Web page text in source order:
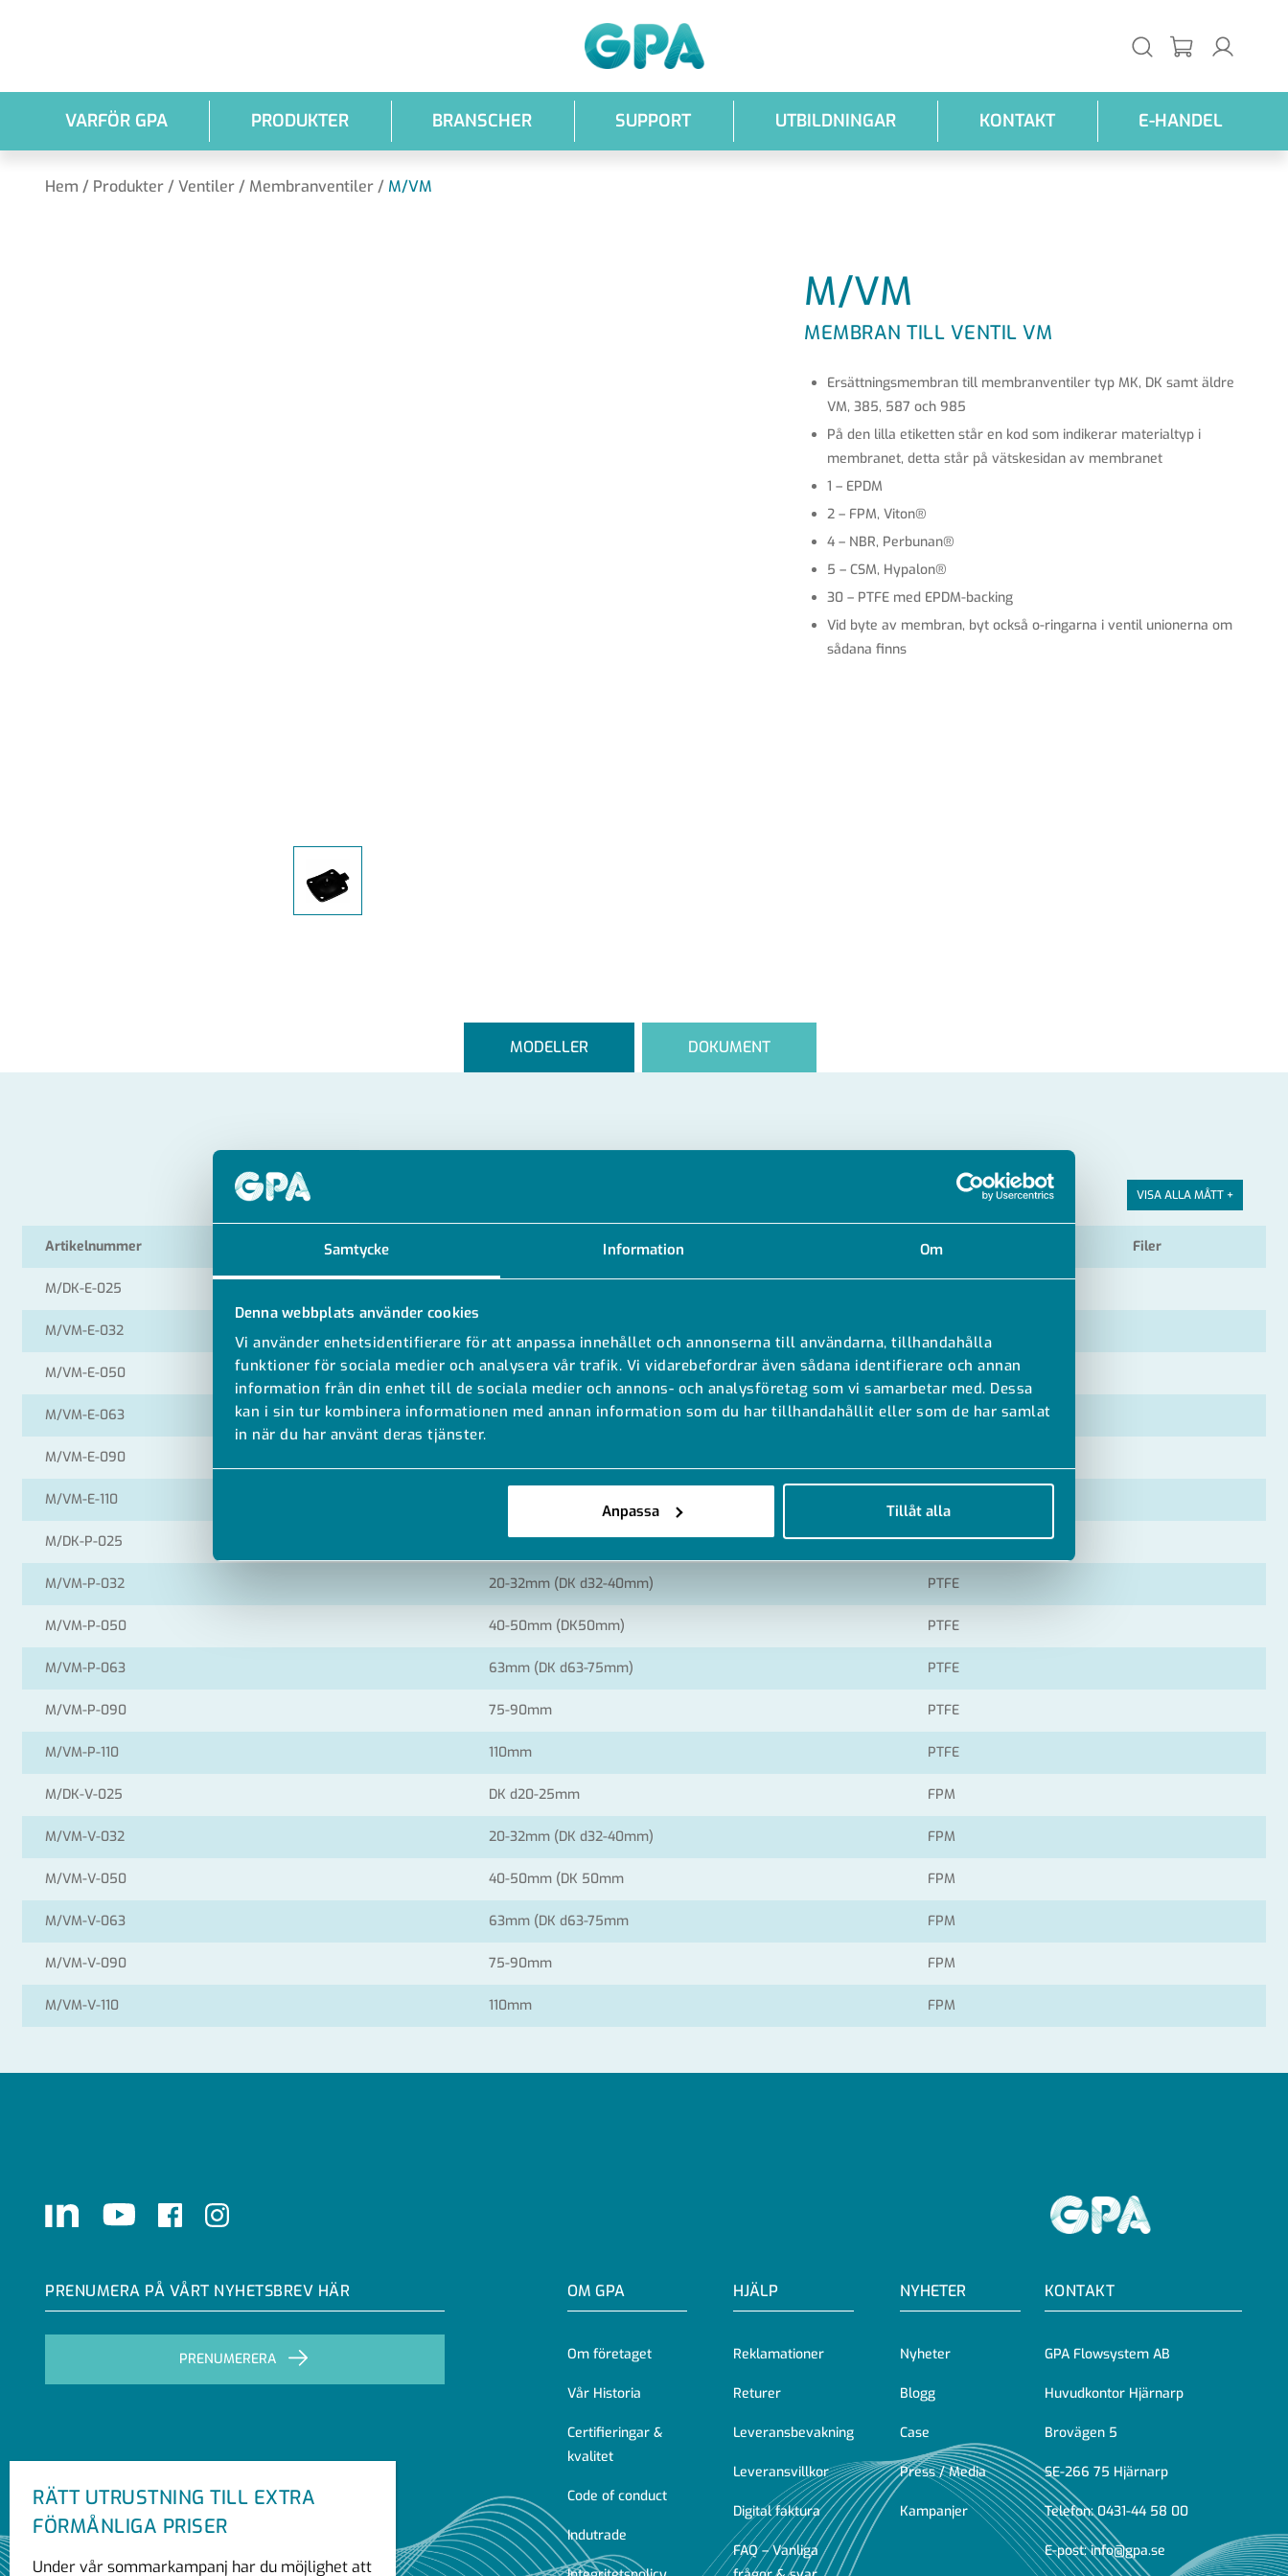
Samtycke Information Om
Denna webbplats använder cookies
Vi använder enhetsidentifierare för att anpassa innehållet och annonserna till användarna, tillhandahålla
funktioner för sociala medier och analysera vår trafik. Vi vidarebefordrar även sådana identifierare och annan
information från din enhet till de sociala medier och annons- och analysföretag som vi samarbetar med. Dessa
kan i sin tur kombinera informationen med annan information som du har tillhandahållit eller som de har samlat
in när du har använt deras tjänster.
Anpassa Tillåt alla
VARFÖR GPA PRODUKTER BRANSCHER SUPPORT UTBILDNINGAR KONTAKT E-HANDEL
Hem / Produkter / Ventiler / Membranventiler / M/VM
M/VM
MEMBRAN TILL VENTIL VM
Ersättningsmembran till membranventiler typ MK, DK samt äldre
VM, 385, 587 och 985
På den lilla etiketten står en kod som indikerar materialtyp i
membranet, detta står på vätskesidan av membranet
1 – EPDM
2 – FPM, Viton®
4 – NBR, Perbunan®
5 – CSM, Hypalon®
30 – PTFE med EPDM-backing
Vid byte av membran, byt också o-ringarna i ventil unionerna om
sådana finns
MODELLER DOKUMENT
VISA ALLA MÅTT +
Artikelnummer RSK Material Filer
M/DK-E-025
M/VM-E-032
M/VM-E-050 40-50mm (DK d50mm) EPDM
M/VM-E-063 63mm (DK d63-75mm) EPDM
M/VM-E-090
M/VM-E-110
M/DK-P-025 DK d20-25mm PTFE
M/VM-P-032 20-32mm (DK d32-40mm) PTFE
M/VM-P-050 40-50mm (DK50mm) PTFE
M/VM-P-063 63mm (DK d63-75mm) PTFE
M/VM-P-090 75-90mm PTFE
M/VM-P-110 110mm PTFE
M/DK-V-025 DK d20-25mm FPM
M/VM-V-032 20-32mm (DK d32-40mm) FPM
M/VM-V-050 40-50mm (DK 50mm FPM
M/VM-V-063 63mm (DK d63-75mm FPM
M/VM-V-090 75-90mm FPM
M/VM-V-110 110mm FPM
LinkedIn Youtube FacebookInstagram
PRENUMERA PÅ VÅRT NYHETSBREV HÄR
PRENUMERERA
OM GPA
Om företaget
Vår Historia
Certifieringar &
kvalitet
Code of conduct
Indutrade
HJÄLP
Reklamationer
Returer
Leveransbevakning
Leveransvillkor
Digital faktura
FAQ – Vanliga
NYHETER
Nyheter
Blogg
Case
Press / Media
Kampanjer
KONTAKT
GPA Flowsystem AB
Huvudkontor Hjärnarp
Brovägen 5
SE-266 75 Hjärnarp
Telefon:0431-44 58 00
E-post:info@gpa.se
RÄTT UTRUSTNING TILL EXTRA
FÖRMÅNLIGA PRISER
Under vår sommarkampanj har du möjlighet att